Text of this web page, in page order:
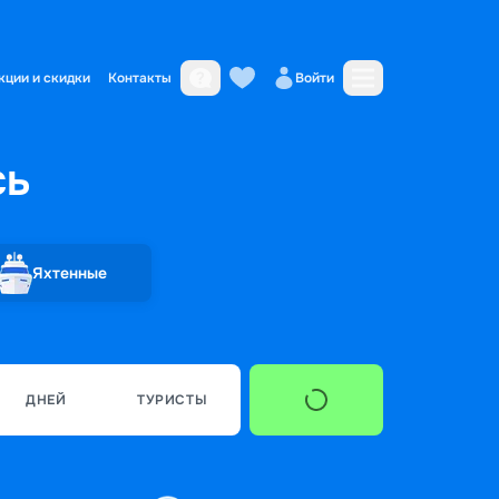
и скидки Контакты Войти
Яхтенные
ДНЕЙ ТУРИСТЫ